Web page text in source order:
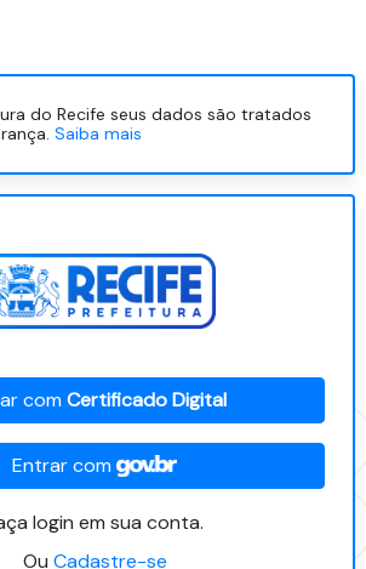
do Recife seus dados são tratados
Saiba mais
comCertificado Digital
Entrar com
login em sua conta.
Ou Cadastre-se